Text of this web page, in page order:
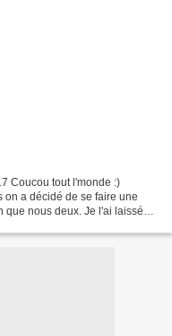
Coucou tout l'monde :)
a décidé de se faire une
nous deux. Je l'ai laissée